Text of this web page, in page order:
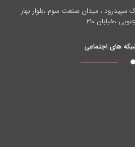
، میدان صنعت سوم ،بلوار بهار
،خیابان ۲۱۰
های اجتماعی